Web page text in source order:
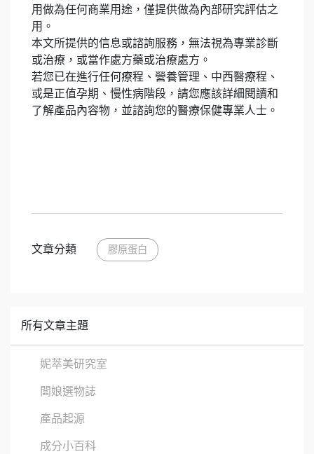
用做為任何商業用途，僅提供做為內部研究評估之
用。
本文所提供的信息或諮詢服務，無法視為專業診斷
或治療，或當作處方藥或治療處方。
若您已在進行任何療程、營養管理、中西醫療程、
或是正值孕期、慢性病階段，請您應該詳細閱讀和
了解產品內容物，並諮詢您的醫療保健專業人士。
文章分類 膠原蛋白
所有文章主題
妮萃美研究室
闆娘選物誌
產品起源
成分小百科